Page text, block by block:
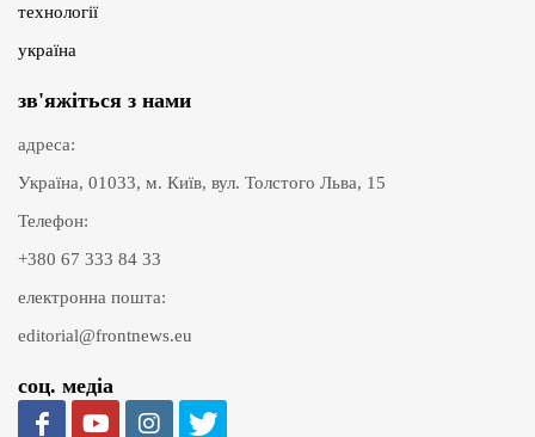
технології
україна
зв'яжіться з нами
адреса:
Україна, 01033, м. Київ, вул. Толстого Льва, 15
Телефон:
+380 67 333 84 33
електронна пошта:
editorial@frontnews.eu
соц. медіа